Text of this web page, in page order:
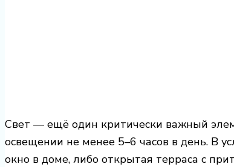
Свет — ещё один критически важный
освещении не менее 5–6 часов в день. В
окно в доме, либо открытая терраса с